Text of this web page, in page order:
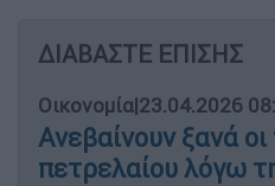
ΔΙΑΒΑΣΤΕ ΕΠΙΣΗΣ
Οικονομία|23.04.2026
Ανεβαίνουν ξανά οι
πετρελαίου λόγω